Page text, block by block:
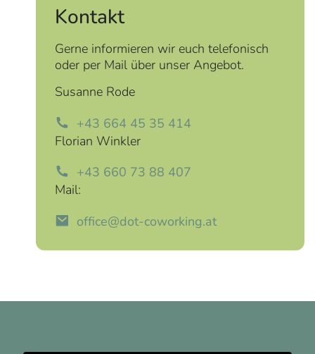
Kontakt
Gerne informieren wir euch telefonisch
oder per Mail über unser Angebot.
Susanne Rode
+43 664 45 35 414
Florian Winkler
+43 660 73 88 407
Mail:
office@dot-coworking.at